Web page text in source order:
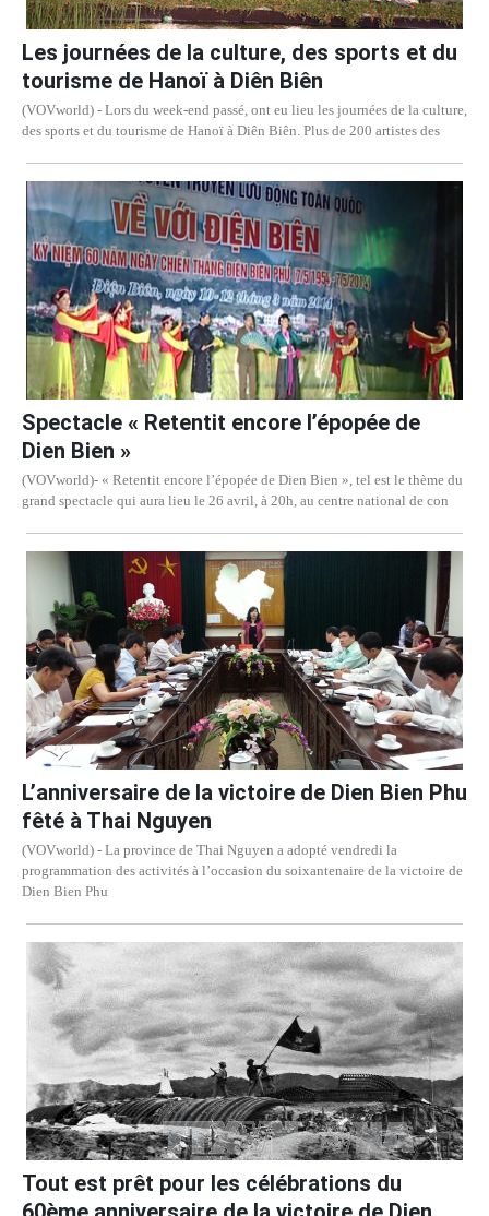
Les journées de la culture, des sports et du
tourisme de Hanoï à Diên Biên
(VOVworld) - Lors du week-end passé, ont eu lieu les journées de la culture,
des sports et du tourisme de Hanoï à Diên Biên. Plus de 200 artistes des
Spectacle « Retentit encore l’épopée de
Dien Bien »
(VOVworld)- « Retentit encore l’épopée de Dien Bien », tel est le thème du
grand spectacle qui aura lieu le 26 avril, à 20h, au centre national de con
L’anniversaire de la victoire de Dien Bien Phu
fêté à Thai Nguyen
(VOVworld) - La province de Thai Nguyen a adopté vendredi la
programmation des activités à l’occasion du soixantenaire de la victoire de
Dien Bien Phu
Tout est prêt pour les célébrations du